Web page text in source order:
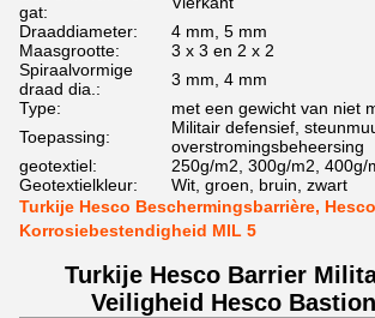
gat:
Draaddiameter:
4 mm, 5 mm
Maasgrootte:
3 x 3 en 2 x 2
Spiraalvormige
draad dia.:
3 mm, 4 mm
Type:
met een gewicht van niet
Toepassing:
Militair defensief,
overstromingsbeheersing
geotextiel:
250g/m2, 300g/m2, 400g/
Geotextielkleur:
Wit, groen, bruin, zwart
Turkije Hesco Beschermingsbarrière, Hesco
Korrosiebestendigheid MIL 5
Turkije Hesco Barrier
Veiligheid Hesco